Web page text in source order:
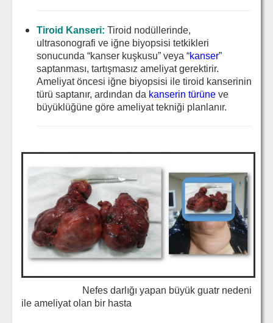
Tiroid Kanseri: Tiroid nodüllerinde,
ultrasonografi ve iğne biyopsisi tetkikleri
sonucunda “kanser kuşkusu” veya “kanser”
saptanması, tartışmasız ameliyat gerektirir.
Ameliyat öncesi iğne biyopsisi ile tiroid kanserinin
türü saptanır, ardından da kanserin türüne ve
büyüklüğüne göre ameliyat tekniği planlanır.
Nefes darlığı yapan büyük guatr nedeni
ile ameliyat olan bir hasta